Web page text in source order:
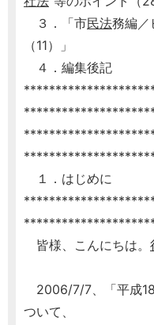
３．「市民法務編／
（11）」
４．編集後記
１．はじめに
皆様、こんにちは。
2006/7/7、「平成
ついて、